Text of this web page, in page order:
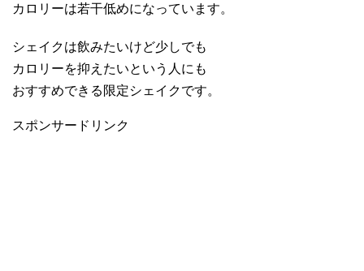
カロリーは若干低めになっています。
シェイクは飲みたいけど少しでも
カロリーを抑えたいという人にも
おすすめできる限定シェイクです。
スポンサードリンク